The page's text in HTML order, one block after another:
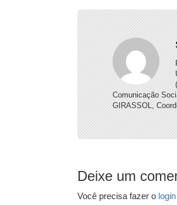
Comunicação
GIRASSOL,
Deixe um
Você precisa fazer o login